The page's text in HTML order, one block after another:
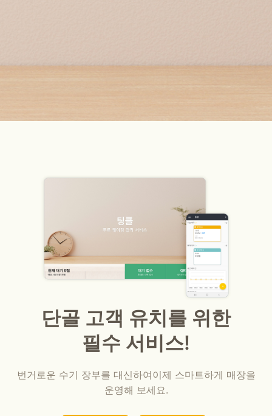
단골 고객 유치를 위한
필수 서비스!
번거로운 수기 장부를 대신하여이제 스마트하게 매장을
운영해 보세요.